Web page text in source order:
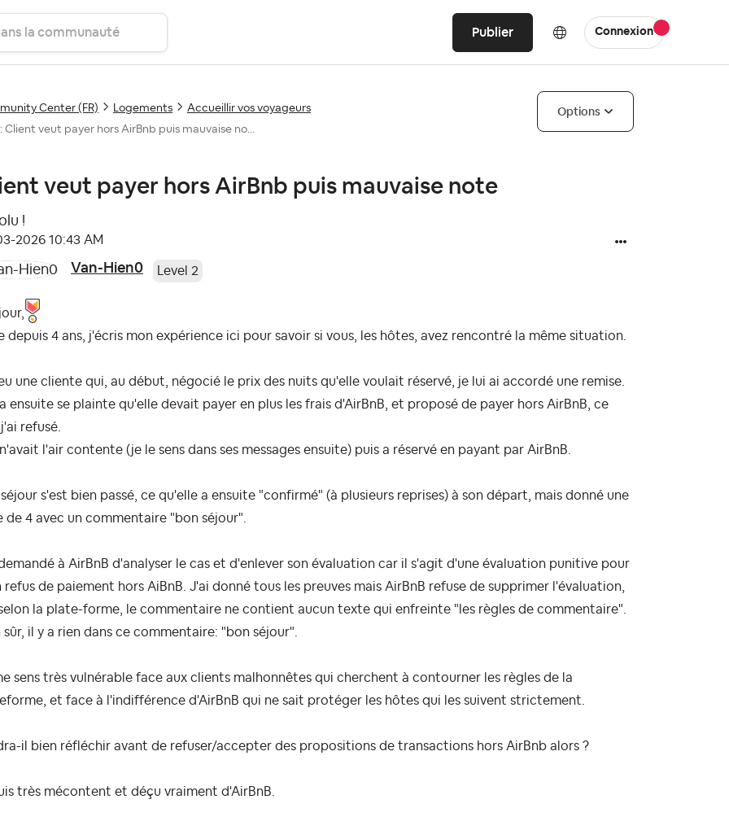
Publier Connexion
Center (FR) Logements
Accueillir vos voyageurs
Client veut payer hors AirBnb puis mauvaise no...
Options
veut payer hors AirBnb puis mauvaise note
!
2026 10:43 AM
Van-Hien0 Level 2
depuis 4 ans, j'écris mon expérience ici pour savoir si vous, les hôtes, avez rencontré la même situation.
une cliente qui, au début, négocié le prix des nuits qu'elle voulait réservé, je lui ai accordé une remise.
ensuite se plainte qu'elle devait payer en plus les frais d'AirBnB, et proposé de payer hors AirBnB, ce
refusé.
l'air contente (je le sens dans ses messages ensuite) puis a réservé en payant par AirBnB.
s'est bien passé, ce qu'elle a ensuite "confirmé" (à plusieurs reprises) à son départ, mais donné une
de 4 avec un commentaire "bon séjour".
à AirBnB d'analyser le cas et d'enlever son évaluation car il s'agit d'une évaluation punitive pour
refus de paiement hors AiBnB. J'ai donné tous les preuves mais AirBnB refuse de supprimer l'évaluation,
la plate-forme, le commentaire ne contient aucun texte qui enfreinte "les règles de commentaire".
sûr, il y a rien dans ce commentaire: "bon séjour".
sens très vulnérable face aux clients malhonnêtes qui cherchent à contourner les règles de la
et face à l'indifférence d'AirBnB qui ne sait protéger les hôtes qui les suivent strictement.
il bien réfléchir avant de refuser/accepter des propositions de transactions hors AirBnb alors ?
très mécontent et déçu vraiment d'AirBnB.